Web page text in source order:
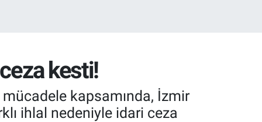
kesti!
kapsamında, İzmir
ihlal nedeniyle idari ceza